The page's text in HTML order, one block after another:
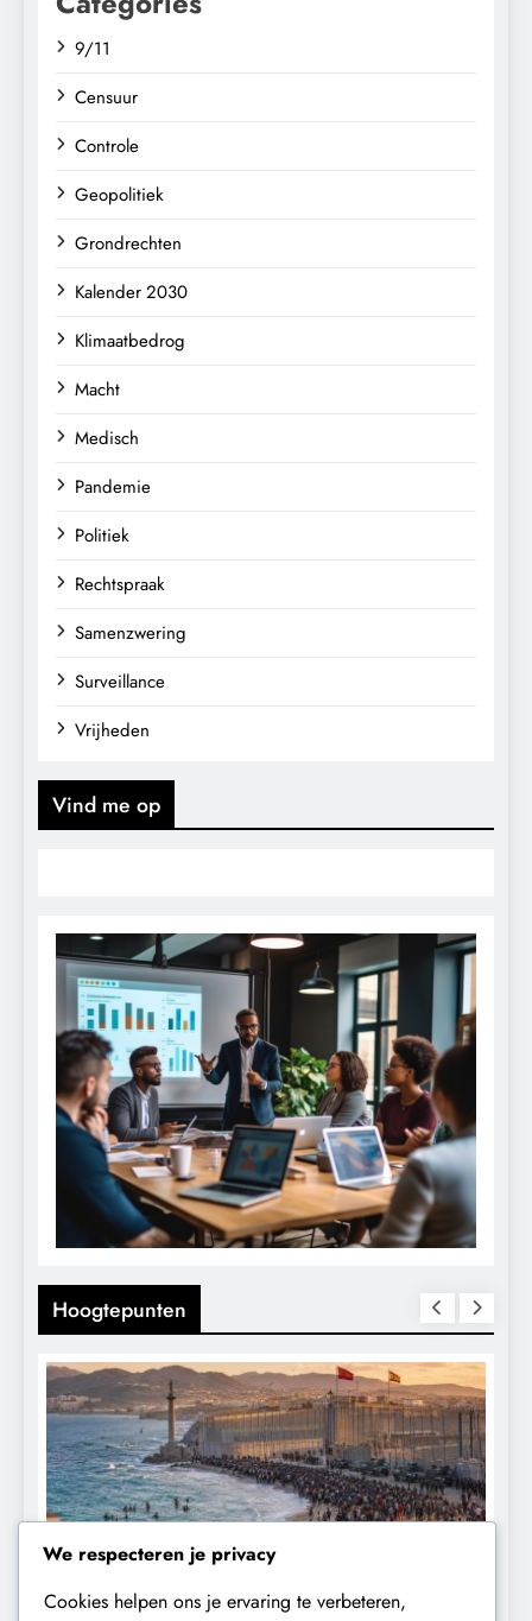
9/11
Censuur
Controle
Geopolitiek
Grondrechten
Kalender 2030
Klimaatbedrog
Macht
Medisch
Pandemie
Politiek
Rechtspraak
Samenzwering
Surveillance
Vrijheden
Vind me op
Hoogtepunten
CONTROLE GEOPOLITIEK
We respecteren je privacy
Cookies helpen ons je ervaring te verbeteren,